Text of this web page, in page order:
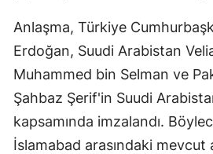
Anlaşma, Türkiye
Erdoğan, Suudi Arabistan
Muhammed bin Selman ve
Şahbaz Şerif'in Suudi
kapsamında imzalandı.
İslamabad arasındaki